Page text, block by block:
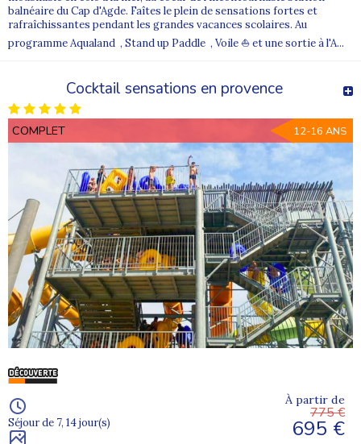
balnéaire du Cap d'Agde. Faîtes le plein de sensations fortes et
rafraîchissantes pendant les grandes vacances scolaires. Au
programme Aqualand , Stand up Paddle , Voile ⛵ et une sortie à l'A...
Cocktail sensations en provence
COMPLET 12-16 ANS
Séjour de 7, 14 jour(s)
À partir de
775 €
695 €